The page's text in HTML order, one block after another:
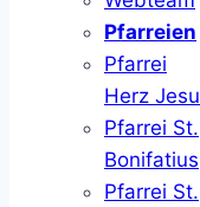
Pfarreien
Pfarrei
Herz Jesu
Pfarrei St.
Bonifatius
Pfarrei St.